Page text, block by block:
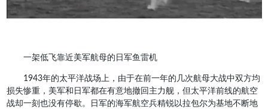
一架低飞靠近美军航母的日军鱼雷机
1943年的太平洋战场上，由于在前一年的几次航母大战中双方均
损失惨重，美军和日军都在有意地撤回主力舰，但太平洋前线的航空
战却一刻也没有停歇。日军的海军航空兵精锐以拉包尔为基地不断地